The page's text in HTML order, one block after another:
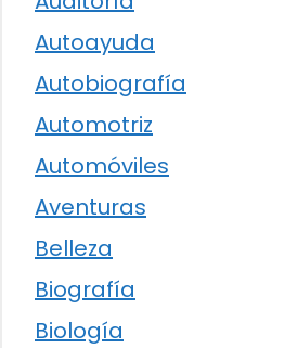
Autoayuda
Autobiografía
Automotriz
Automóviles
Aventuras
Belleza
Biografía
Biología